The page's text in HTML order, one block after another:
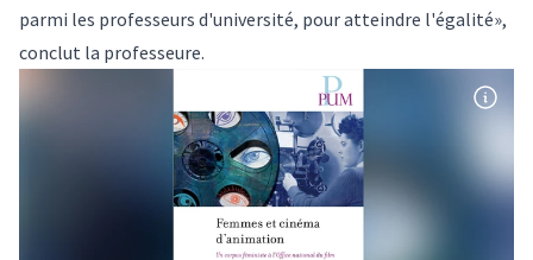
parmi les professeurs d'université, pour atteindre l'égalité»,
conclut la professeure.